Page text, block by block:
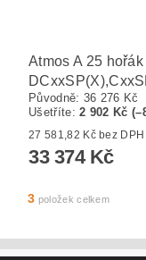
Atmos A 25
Původně: 36 276 Kč
Ušetříte:2 902 Kč
27 581,82 Kč bez DPH
33 374 Kč
3 položek celkem